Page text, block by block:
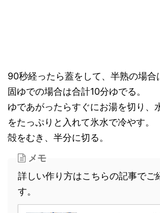
90秒経ったら蓋をして、半熟の場合
固ゆでの場合は合計10分ゆでる。
ゆであがったらすぐにお湯を切り、
をたっぷりと入れて氷水で冷やす。
殻をむき、半分に切る。
メモ
詳しい作り方はこちらの記事でご
す。